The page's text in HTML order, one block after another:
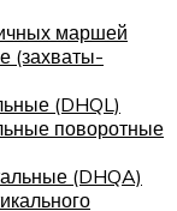
маршей
(захваты-
(DHQL)
поворотные
(DHQA)